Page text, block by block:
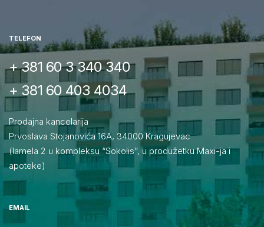
TELEFON
+ 381 60 3 340 340
+ 381 60 403 4034
Prodajna kancelarija
Prvoslava Stojanovića 16A, 34000 Kragujevac
(lamela 2 u kompleksu “Sokolis”, u produžetku Maxi-ja i
apoteke)
EMAIL